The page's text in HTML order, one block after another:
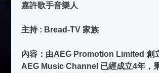
嘉許歌手音樂人
主持 : Bread-TV 家族
內容：由AEG Promotion Limited 創
AEG Music Channel 已經成立4年，